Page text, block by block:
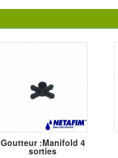
Goutteur :Manifold 4
sorties